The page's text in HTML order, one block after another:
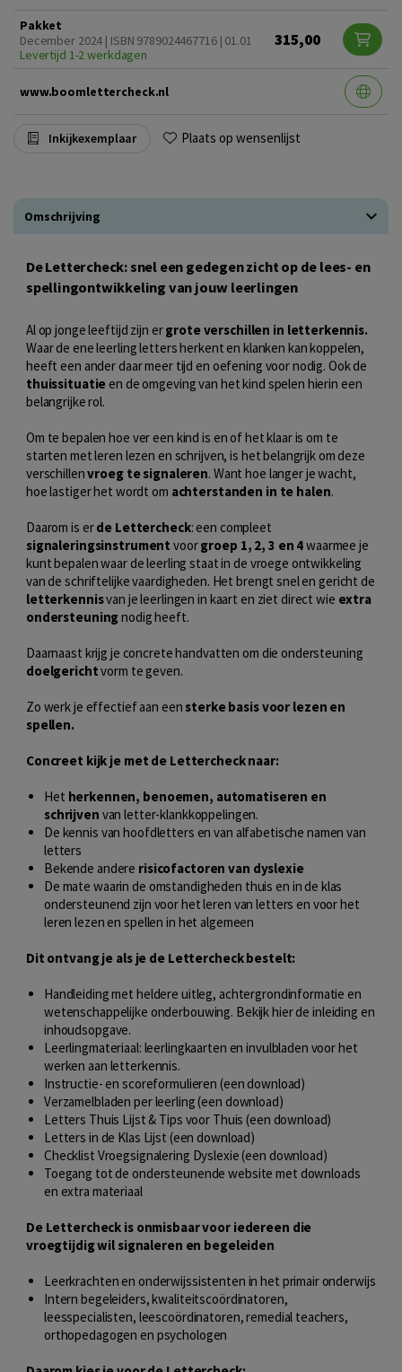
Pakket
December 2024 | ISBN 9789024467716 | 01.01
Levertijd 1-2 werkdagen
315,00
www.boomlettercheck.nl
Inkijkexemplaar Plaats op wensenlijst
Omschrijving
De Lettercheck: snel een gedegen zicht op de lees- en
spellingontwikkeling van jouw leerlingen
Al op jonge leeftijd zijn ergrote verschillen in letterkennis.
Waar de ene leerling letters herkent en klanken kan koppelen,
heeft een ander daar meer tijd en oefening voor nodig. Ook de
thuissituatie en de omgeving van het kind spelen hierin een
belangrijke rol.
Om te bepalen hoe ver een kind is en of het klaar is om te
starten met leren lezen en schrijven, is het belangrijk om deze
verschillenvroeg te signaleren. Want hoe langer je wacht,
hoe lastiger het wordt om achterstanden in te halen.
Daarom is erde Lettercheck: een compleet
signaleringsinstrument voorgroep 1, 2, 3 en 4waarmee je
kunt bepalen waar de leerling staat in de vroege ontwikkeling
van de schriftelijke vaardigheden. Het brengt snel en gericht de
letterkennisvan je leerlingen in kaart en ziet direct wie extra
ondersteuningnodig heeft.
Daarnaast krijg je concrete handvatten om die ondersteuning
doelgerichtvorm te geven.
Zo werk je effectief aan een sterke basis voor lezen en
spellen.
Concreet kijk je met de Lettercheck naar:
Het herkennen, benoemen, automatiseren en
schrijven van letter-klankkoppelingen.
De kennis van hoofdletters en van alfabetische namen van
letters
Bekende andere risicofactoren van dyslexie
De mate waarin de omstandigheden thuis en in de klas
ondersteunend zijn voor het leren van letters en voor het
leren lezen en spellen in het algemeen
Dit ontvang je als je de Lettercheck bestelt:
Handleiding met heldere uitleg, achtergrondinformatie en
wetenschappelijke onderbouwing. Bekijk hier deinleiding en
inhoudsopgave.
Leerlingmateriaal: leerlingkaarten en invulbladen voor het
werken aan letterkennis.
Instructie- en scoreformulieren (een download)
Verzamelbladen per leerling (een download)
Letters Thuis Lijst & Tips voor Thuis (een download)
Letters in de Klas Lijst (een download)
Checklist Vroegsignalering Dyslexie (een download)
Toegang tot de ondersteunende website met downloads
en extra materiaal
De Lettercheck is onmisbaar voor iedereen die
vroegtijdig wil signaleren en begeleiden
Leerkrachten en onderwijssistenten in het primair onderwijs
Intern begeleiders, kwaliteitscoördinatoren,
leesspecialisten, leescoördinatoren, remedial teachers,
orthopedagogen en psychologen